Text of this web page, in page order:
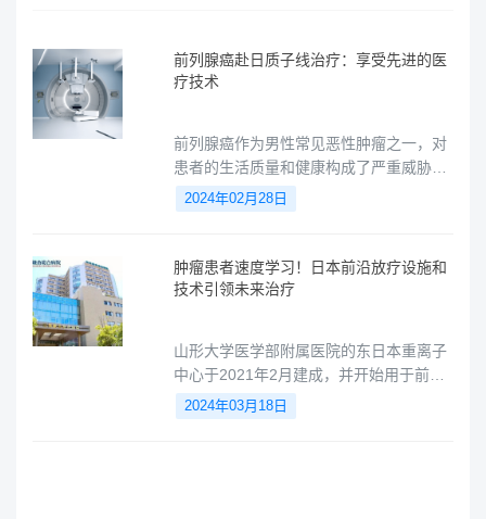
前列腺癌赴日质子线治疗：享受先进的医
疗技术
前列腺癌作为男性常见恶性肿瘤之一，对
患者的生活质量和健康构成了严重威胁。
针对前列腺癌的治疗方法不断进步，质子
线治疗作为一项先进的医疗技术，近年来
使其成为治疗前列腺癌的有效选择之一。
同时，随着国际医疗合作的加强，一些患
并解读赴日治疗的流程。
2024年02月28日
肿瘤患者速度学习！日本前沿放疗设施和
技术引领未来治疗
山形大学医学部附属医院的东日本重离子
中心于2021年2月建成，并开始用于前列
腺癌和头颈部肿瘤的治疗。该中心计划于
年内扩大照射旋转角度，开始盆腔癌及肺
2024年03月18日